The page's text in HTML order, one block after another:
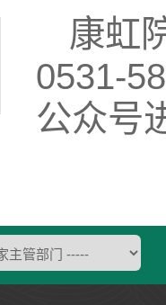
康虹
0531-
公众号